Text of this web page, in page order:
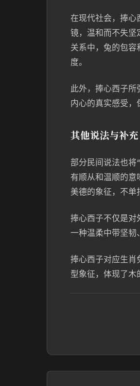
在现代社会，捧心
镜，温和而不失坚
关系中，兔的包容
度。
此外，捧心西子所
内心的真实感受，
其他说法与补充
部分民间说法也将
有顺从和温顺的意
美德的象征，不单
捧心西子不仅是对
一种温柔中带坚韧
捧心西子对应生肖
型象征，体现了木